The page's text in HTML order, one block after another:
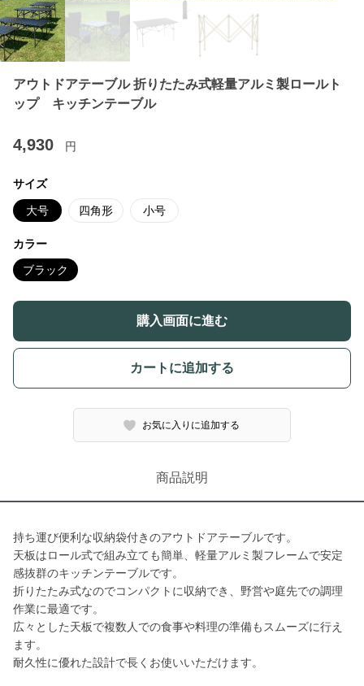
アウトドアテーブル 折りたたみ式軽量アルミ製ロールト
ップ キッチンテーブル
4,930 円
サイズ
大号 四角形 小号
カラー
ブラック
購入画面に進む
カートに追加する
お気に入りに追加する
商品説明
持ち運び便利な収納袋付きのアウトドアテーブルです。
天板はロール式で組み立ても簡単、軽量アルミ製フレームで安定
感抜群のキッチンテーブルです。
折りたたみ式なのでコンパクトに収納でき、野営や庭先での調理
作業に最適です。
広々とした天板で複数人での食事や料理の準備もスムーズに行え
ます。
耐久性に優れた設計で長くお使いいただけます。